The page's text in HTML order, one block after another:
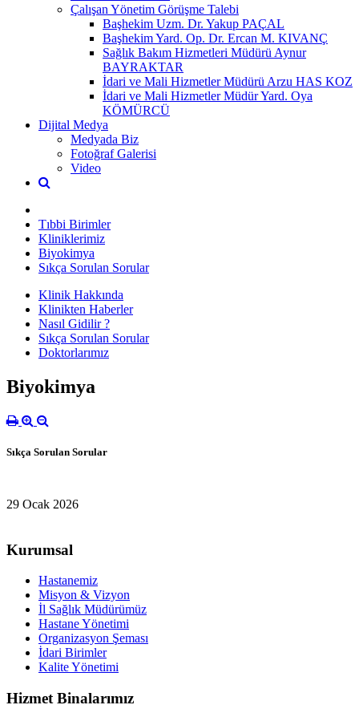
Çalışan Yönetim Görüşme Talebi
Başhekim Uzm. Dr. Yakup PAÇAL
Başhekim Yard. Op. Dr. Ercan M. KIVANÇ
Sağlık Bakım Hizmetleri Müdürü Aynur
BAYRAKTAR
İdari ve Mali Hizmetler Müdürü Arzu HAS KOZ
İdari ve Mali Hizmetler Müdür Yard. Oya
KÖMÜRCÜ
Dijital Medya
Medyada Biz
Fotoğraf Galerisi
Video
Tıbbi Birimler
Kliniklerimiz
Biyokimya
Sıkça Sorulan Sorular
Klinik Hakkında
Klinikten Haberler
Nasıl Gidilir ?
Sıkça Sorulan Sorular
Doktorlarımız
Biyokimya
Sıkça Sorulan Sorular
29 Ocak 2026
Kurumsal
Hastanemiz
Misyon & Vizyon
İl Sağlık Müdürümüz
Hastane Yönetimi
Organizasyon Şeması
İdari Birimler
Kalite Yönetimi
Hizmet Binalarımız